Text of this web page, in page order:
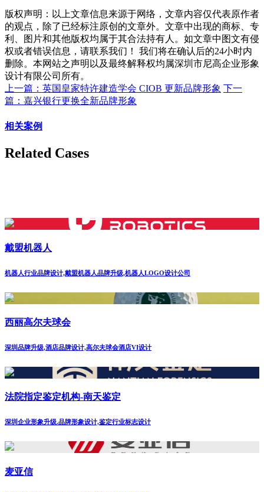
版权声明：以上文章信息来源于网络，文章内容仅代表原作者
的观点，除了已经标注原创的文章外。文章中出现的商标、专
利、图片和其他版权均属于其合法持有人。如文章中图文有侵
权或者错误信息，请联系我们！ 我们将在确认后的24小时内
删除。本网站之声明以及最终解释权均属深圳市尼高企业形象
设计有限公司所有。
上一篇：英国皇家特许建造学会 CIOB 更新品牌形象 下一
篇：嘉兴银行更换全新品牌形象
相关案例
Related Cases
戴盟机器人
机器人行业品牌设计,戴盟机器人品牌升级,机器人LOGO设计公司
西丽高尔夫球会
深圳品牌升级,酒店品牌设计,高尔夫球会酒店VI设计
法院指定鉴定机构-南天鉴定
深圳企业形象升级.品牌形象设计,鉴定行业标志设计
麦亚信